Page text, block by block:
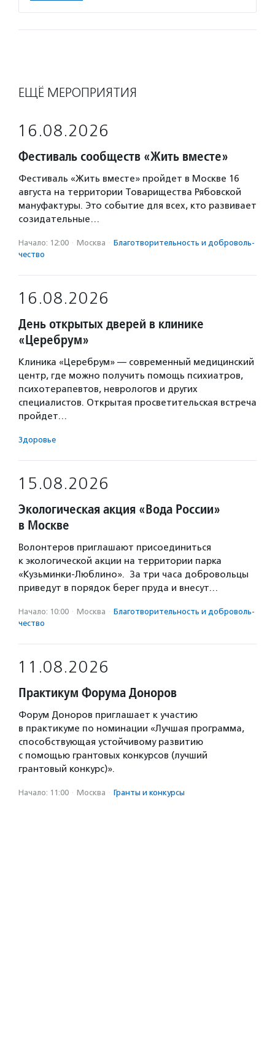
ЕЩЁ МЕРОПРИЯТИЯ
16.08.2026
Фестиваль сообществ «Жить вместе»
Фестиваль «Жить вместе» пройдет в Москве 16
августа на территории Товарищества Рябовской
мануфактуры. Это событие для всех, кто развивает
созидательные…
Начало: 12:00 · Москва · Благотвори­тель­ность и доброволь­
чест­во
16.08.2026
День открытых дверей в клинике
«Церебрум»
Клиника «Церебрум» — современный медицинский
центр, где можно получить помощь психиатров,
психотерапевтов, неврологов и других
специалистов. Открытая просветительская встреча
пройдет…
Здоровье
15.08.2026
Экологическая акция «Вода России»
в Москве
Волонтеров приглашают присоединиться
к экологической акции на территории парка
«Кузьминки-Люблино». За три часа добровольцы
приведут в порядок берег пруда и внесут…
Начало: 10:00 · Москва · Благотвори­тель­ность и доброволь­
чест­во
11.08.2026
Практикум Форума Доноров
Форум Доноров приглашает к участию
в практикуме по номинации «Лучшая программа,
способствующая устойчивому развитию
с помощью грантовых конкурсов (лучший
грантовый конкурс)».
Начало: 11:00 · Москва · Гранты и конкурсы